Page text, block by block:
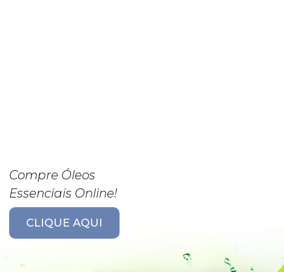
Compre Óleos
Essenciais Online!
CLIQUE AQUI